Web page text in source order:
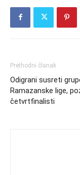
Prethodni članak
Odigrani susreti
Ramazanske lige,
četvrtfinalisti